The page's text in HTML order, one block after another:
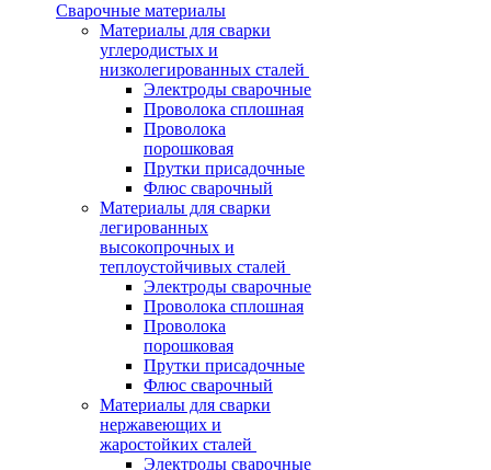
Сварочные материалы
Материалы для сварки
углеродистых и
низколегированных сталей
Электроды сварочные
Проволока сплошная
Проволока
порошковая
Прутки присадочные
Флюс сварочный
Материалы для сварки
легированных
высокопрочных и
теплоустойчивых сталей
Электроды сварочные
Проволока сплошная
Проволока
порошковая
Прутки присадочные
Флюс сварочный
Материалы для сварки
нержавеющих и
жаростойких сталей
Электроды сварочные